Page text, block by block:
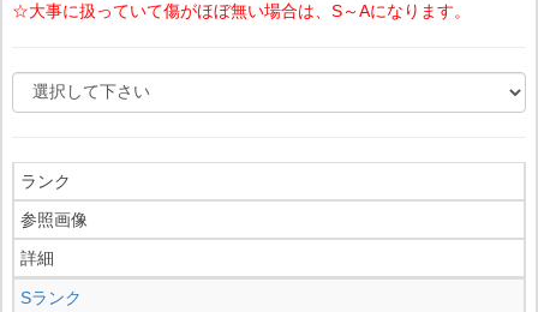
☆大事に扱っていて傷がほぼ無い場合は、S～Aになります。
ランク
参照画像
詳細
Sランク